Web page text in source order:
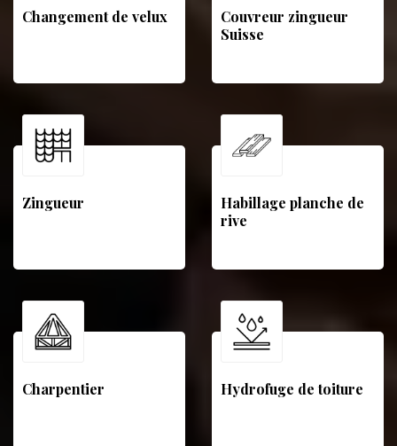
Changement de velux
Couvreur zingueur
Suisse
Zingueur
Habillage planche de
rive
Charpentier Hydrofuge de toiture